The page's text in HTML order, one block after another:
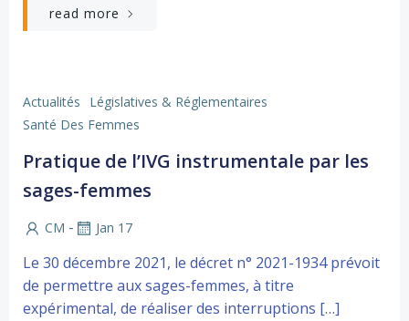
read more
Actualités
Législatives & Réglementaires
Santé Des Femmes
Pratique de l’IVG instrumentale par les
sages-femmes
CM - Jan 17
Le 30 décembre 2021, le décret n° 2021-1934 prévoit
de permettre aux sages-femmes, à titre
expérimental, de réaliser des interruptions […]